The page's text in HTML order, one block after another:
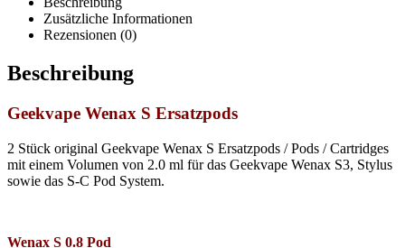
Zusätzliche Informationen
Rezensionen (0)
Beschreibung
Geekvape Wenax S Ersatzpods
2 Stück original Geekvape Wenax S Ersatzpods / Pods / Cartridges
mit einem Volumen von 2.0 ml für das Geekvape Wenax S3, Stylus
sowie das S-C Pod System.
Wenax S 0.8 Pod